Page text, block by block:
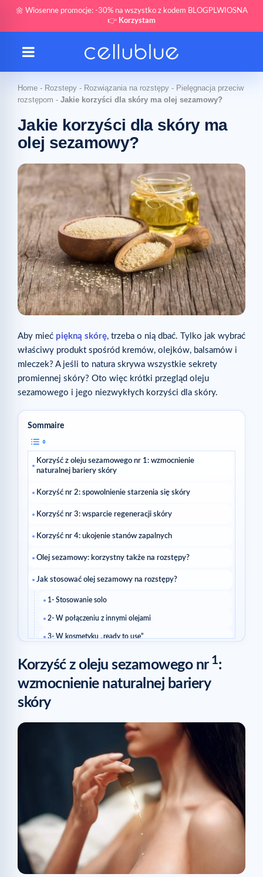
🌼 Wiosenne promocje: -30% na wszystko z kodem BLOGPLWIOSNA
👉 Korzystam
Home - Rozstepy - Rozwiązania na rozstępy - Pielęgnacja przeciw
rozstępom - Jakie korzyści dla skóry ma olej sezamowy?
Jakie korzyści dla skóry ma
olej sezamowy?
Aby mieć piękną skórę, trzeba o nią dbać. Tylko jak wybrać
właściwy produkt spośród kremów, olejków, balsamów i
mleczek? A jeśli to natura skrywa wszystkie sekrety
promiennej skóry? Oto więc krótki przegląd oleju
sezamowego i jego niezwykłych korzyści dla skóry.
Sommaire
Korzyść z oleju sezamowego nr 1: wzmocnienie
naturalnej bariery skóry
Korzyść nr 2: spowolnienie starzenia się skóry
Korzyść nr 3: wsparcie regeneracji skóry
Korzyść nr 4: ukojenie stanów zapalnych
Olej sezamowy: korzystny także na rozstępy?
Jak stosować olej sezamowy na rozstępy?
1- Stosowanie solo
2- W połączeniu z innymi olejami
3- W kosmetyku „ready to use”
Korzyść z oleju sezamowego nr1:
wzmocnienie naturalnej bariery
skóry